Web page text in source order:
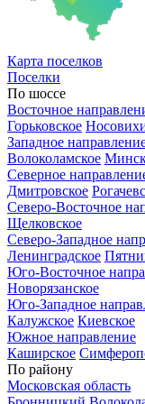
Карта поселков
Поселки
По шоссе
Восточное
Горьковское
Западное
Волоколамское
Северное
Дмитровское
Северо-Восточное
Щелковское
Северо-Западное
Ленинградское
Юго-Восточное
Новорязанское
Юго-Западное
Калужское Киевское
Южное направление
Каширское
По району
Московская область